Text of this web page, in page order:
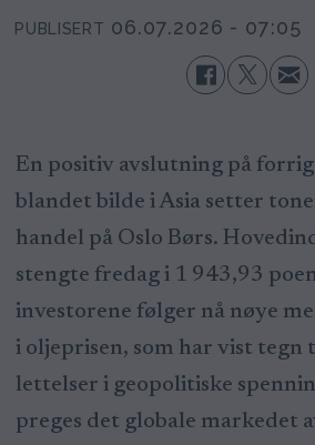
PUBLISERT 06.07.2026 - 07:05
En positiv avslutning på
blandet bilde i Asia setter
handel på Oslo Børs.
stengte fredag i 1 943,93
investorene følger nå nøye
i oljeprisen, som har vist tegn
lettelser i geopolitiske
preges det globale markedet